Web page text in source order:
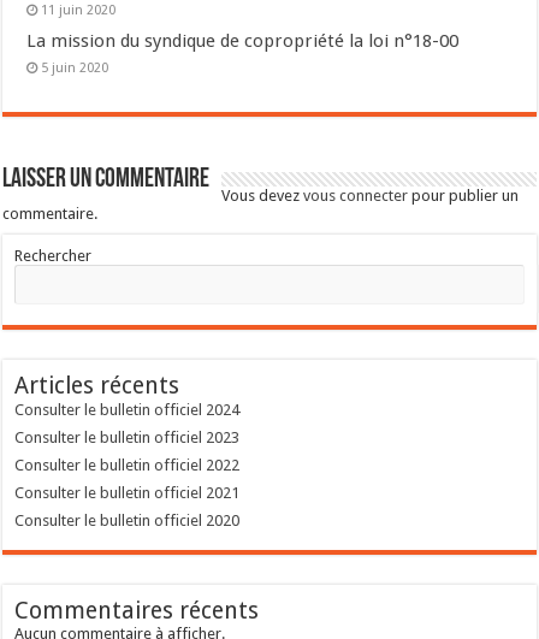
11 juin 2020
La mission du syndique de copropriété la loi n°18-00
5 juin 2020
Laisser un commentaire
Vous devezvous connecter pour publier un
commentaire.
Rechercher
Articles récents
Consulter le bulletin officiel 2024
Consulter le bulletin officiel 2023
Consulter le bulletin officiel 2022
Consulter le bulletin officiel 2021
Consulter le bulletin officiel 2020
Commentaires récents
Aucun commentaire à afficher.